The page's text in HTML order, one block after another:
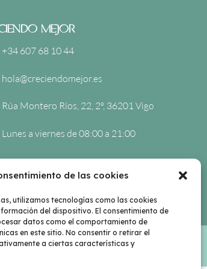
de las cookies
utilizamos tecnologías como las cookies
del dispositivo. El consentimiento de
datos como el comportamiento de
en este sitio. No consentir o retirar el
a ciertas características y
MEJOR
+34 607 68 10 44
hola@creciendomejor.es
Rúa Montero Ríos, 22, 2º, 36201 Vigo
Lunes a viernes de 08:00 a 21:00